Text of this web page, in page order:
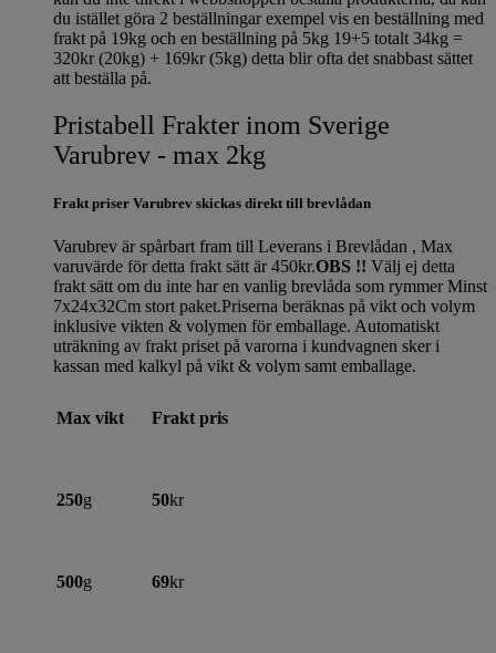
du istället göra 2 beställningar exempel vis en beställning med
frakt på 19kg och en beställning på 5kg 19+5 totalt 34kg =
320kr (20kg) + 169kr (5kg) detta blir ofta det snabbast sättet
att beställa på.
Pristabell Frakter inom Sverige
Varubrev - max 2kg
Frakt priser Varubrev skickas direkt till brevlådan
Varubrev är spårbart fram till Leverans i Brevlådan , Max
varuvärde för detta frakt sätt är 450kr.OBS !! Välj ej detta
frakt sätt om du inte har en vanlig brevlåda som rymmer Minst
7x24x32Cm stort paket.Priserna beräknas på vikt och volym
inklusive vikten & volymen för emballage. Automatiskt
uträkning av frakt priset på varorna i kundvagnen sker i
kassan med kalkyl på vikt & volym samt emballage.
Max vikt Frakt pris
250g 50kr
500g 69kr